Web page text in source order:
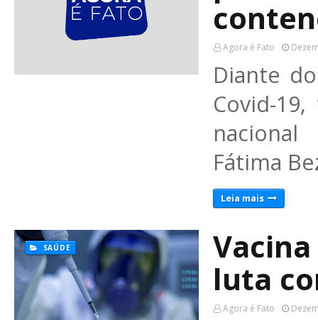
Agora é Fato
Diante
Covid-
Fátima
Leia mais
SAÚDE
luta
Agora é Fato